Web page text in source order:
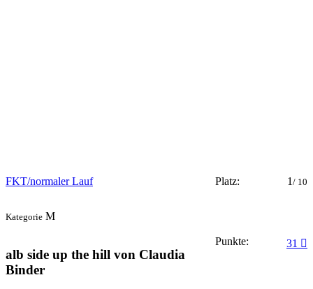
FKT/normaler Lauf
Kategorie M
alb side up the hill von Claudia
Binder
Platz: 1 / 10
Punkte: 31